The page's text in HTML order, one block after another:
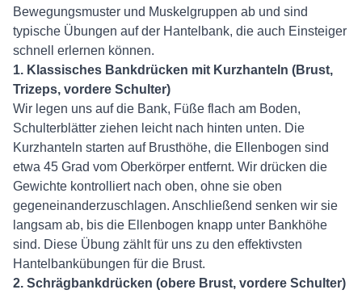
Bewegungsmuster und Muskelgruppen ab und sind
typische Übungen auf der Hantelbank, die auch Einsteiger
schnell erlernen können.
1. Klassisches Bankdrücken mit Kurzhanteln (Brust,
Trizeps, vordere Schulter)
Wir legen uns auf die Bank, Füße flach am Boden,
Schulterblätter ziehen leicht nach hinten unten. Die
Kurzhanteln starten auf Brusthöhe, die Ellenbogen sind
etwa 45 Grad vom Oberkörper entfernt. Wir drücken die
Gewichte kontrolliert nach oben, ohne sie oben
gegeneinanderzuschlagen. Anschließend senken wir sie
langsam ab, bis die Ellenbogen knapp unter Bankhöhe
sind. Diese Übung zählt für uns zu den effektivsten
Hantelbankübungen für die Brust.
2. Schrägbankdrücken (obere Brust, vordere Schulter)